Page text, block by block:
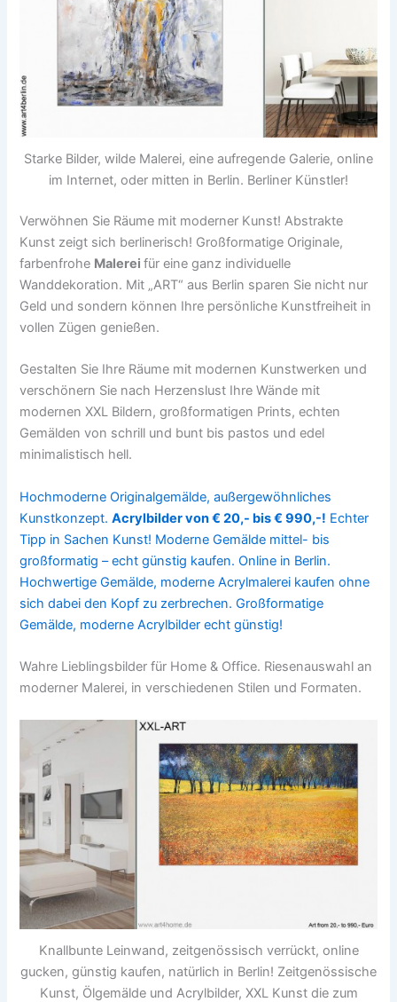
Starke Bilder, wilde Malerei, eine aufregende Galerie, online
im Internet, oder mitten in Berlin. Berliner Künstler!
Verwöhnen Sie Räume mit moderner Kunst! Abstrakte
Kunst zeigt sich berlinerisch! Großformatige Originale,
farbenfrohe Malereifür eine ganz individuelle
Wanddekoration. Mit „ART“ aus Berlin sparen Sie nicht nur
Geld und sondern können Ihre persönliche Kunstfreiheit in
vollen Zügen genießen.
Gestalten Sie Ihre Räume mit modernen Kunstwerken und
verschönern Sie nach Herzenslust Ihre Wände mit
modernen XXL Bildern, großformatigen Prints, echten
Gemälden von schrill und bunt bis pastos und edel
minimalistisch hell.
Hochmoderne Originalgemälde, außergewöhnliches
Kunstkonzept.Acrylbilder von € 20,- bis € 990,-! Echter
Tipp in Sachen Kunst! Moderne Gemälde mittel- bis
großformatig – echt günstig kaufen. Online in Berlin.
Hochwertige Gemälde, moderne Acrylmalerei kaufen ohne
sich dabei den Kopf zu zerbrechen. Großformatige
Gemälde, moderne Acrylbilder echt günstig!
Wahre Lieblingsbilder für Home & Office. Riesenauswahl an
moderner Malerei, in verschiedenen Stilen und Formaten.
Knallbunte Leinwand, zeitgenössisch verrückt, online
gucken, günstig kaufen, natürlich in Berlin! Zeitgenössische
Kunst, Ölgemälde und Acrylbilder, XXL Kunst die zum